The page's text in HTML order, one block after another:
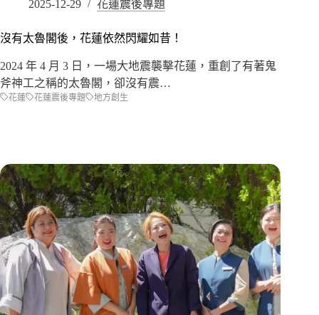
2025-12-29 花蓮震後專題
沒有太魯閣後，花蓮依然閃耀如昔！
2024 年 4 月 3 日，一場大地震襲擊花蓮，重創了有著鬼
斧神工之稱的太魯閣，卻沒有震…
花蓮 花蓮震後專題 地方創生